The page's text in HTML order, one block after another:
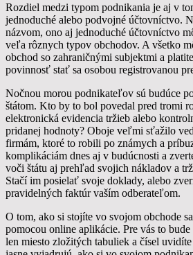
Rozdiel medzi typom podnikania je aj v
jednoduché alebo podvojné účtovníctvo.
názvom, ono aj jednoduché účtovníctvo
veľa rôznych typov obchodov. A všetko
obchod so zahraničnými subjektmi a
povinnosť stať sa osobou registrovanou
Nočnou morou podnikateľov sú budúce
štátom. Kto by to bol povedal pred tromi
elektronická evidencia tržieb alebo
pridanej hodnoty? Oboje veľmi sťažilo
firmám, ktoré to robili po známych a
komplikáciám dnes aj v budúcnosti a
voči štátu aj prehľad svojich nákladov a
Stačí im posielať svoje doklady, alebo
pravidelných faktúr vaším odberateľom.
O tom, ako si stojíte vo svojom obchode
pomocou online aplikácie. Pre vás to
len miesto zložitých tabuliek a čísel